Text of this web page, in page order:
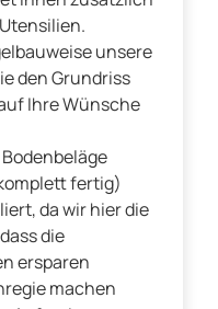
unsere
den Grundriss
Ihre Wünsche
fertig)
da wir hier die
die
ersparen
machen